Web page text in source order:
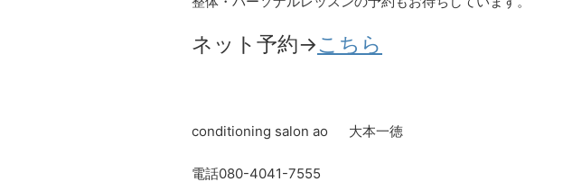
ネット予約→こちら
conditioning salon ao 大本一徳
電話080-4041-7555